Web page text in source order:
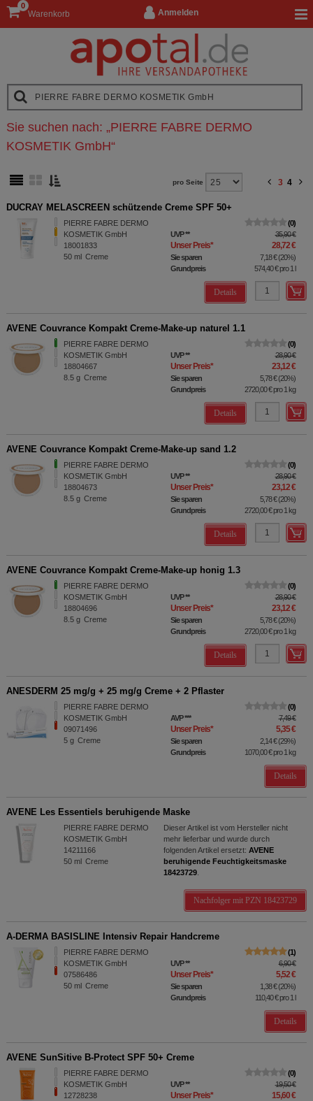
Anmelden
Warenkorb
0
Sie suchen nach: „PIERRE FABRE DERMO
KOSMETIK GmbH“
pro Seite 3 4
DUCRAY MELASCREEN schützende Creme SPF 50+
PIERRE FABRE DERMO
KOSMETIK GmbH
18001833
50 ml Creme
0
UVP** 35,90 €
Unser Preis* 28,72 €
Sie sparen 7,18 €(20%)
Grundpreis
574,40 €pro 1 l
Details
AVENE Couvrance Kompakt Creme-Make-up naturel 1.1
PIERRE FABRE DERMO
KOSMETIK GmbH
18804667
8.5 g Creme
0
UVP** 28,90 €
Unser Preis* 23,12 €
Sie sparen 5,78 €(20%)
Grundpreis
2720,00 €pro 1 kg
Details
AVENE Couvrance Kompakt Creme-Make-up sand 1.2
PIERRE FABRE DERMO
KOSMETIK GmbH
18804673
8.5 g Creme
0
UVP** 28,90 €
Unser Preis* 23,12 €
Sie sparen 5,78 €(20%)
Grundpreis
2720,00 €pro 1 kg
Details
AVENE Couvrance Kompakt Creme-Make-up honig 1.3
PIERRE FABRE DERMO
KOSMETIK GmbH
18804696
8.5 g Creme
0
UVP** 28,90 €
Unser Preis* 23,12 €
Sie sparen 5,78 €(20%)
Grundpreis
2720,00 €pro 1 kg
Details
ANESDERM 25 mg/g + 25 mg/g Creme + 2 Pflaster
PIERRE FABRE DERMO
KOSMETIK GmbH
09071496
5 g Creme
0
AVP*** 7,49 €
Unser Preis* 5,35 €
Sie sparen 2,14 €(29%)
Grundpreis
1070,00 €pro 1 kg
Details
AVENE Les Essentiels beruhigende Maske
PIERRE FABRE DERMO
KOSMETIK GmbH
14211166
50 ml Creme
Dieser Artikel ist vom Hersteller nicht
mehr lieferbar und wurde durch
folgenden Artikel ersetzt: AVENE
beruhigende Feuchtigkeitsmaske
18423729.
Nachfolger mit PZN 18423729
A-DERMA BASISLINE Intensiv Repair Handcreme
PIERRE FABRE DERMO
KOSMETIK GmbH
07586486
50 ml Creme
1
UVP** 6,90 €
Unser Preis* 5,52 €
Sie sparen 1,38 €(20%)
Grundpreis
110,40 €pro 1 l
Details
AVENE SunSitive B-Protect SPF 50+ Creme
PIERRE FABRE DERMO
KOSMETIK GmbH
12728238
0
UVP** 19,50 €
Unser Preis* 15,60 €